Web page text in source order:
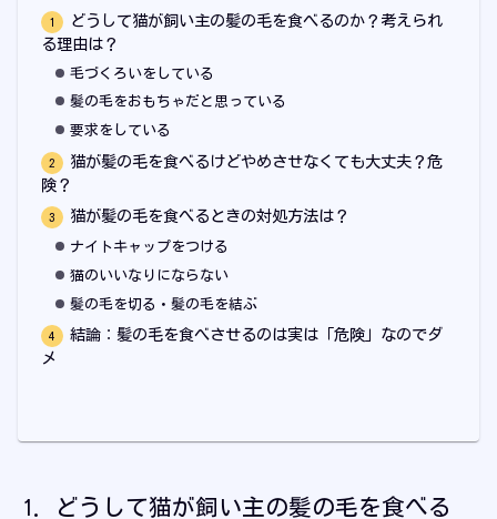
どうして猫が飼い主の髪の毛を食べるのか？考えられ
る理由は？
毛づくろいをしている
髪の毛をおもちゃだと思っている
要求をしている
猫が髪の毛を食べるけどやめさせなくても大丈夫？危
険？
猫が髪の毛を食べるときの対処方法は？
ナイトキャップをつける
猫のいいなりにならない
髪の毛を切る・髪の毛を結ぶ
結論：髪の毛を食べさせるのは実は「危険」なのでダ
メ
どうして猫が飼い主の髪の毛を食べる